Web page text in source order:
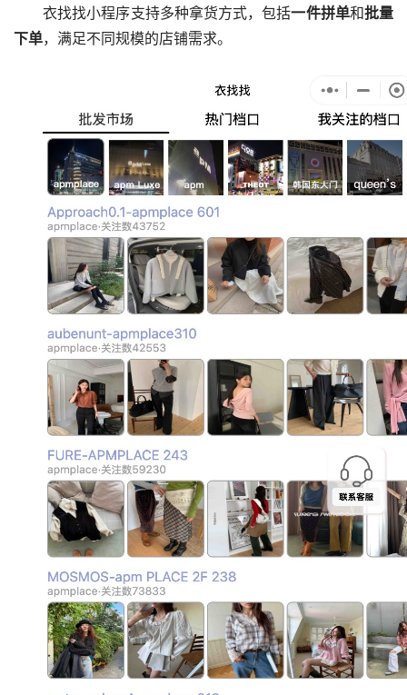
衣找找小程序支持多种拿货方式，包括一件拼单和批量
下单，满足不同规模的店铺需求。